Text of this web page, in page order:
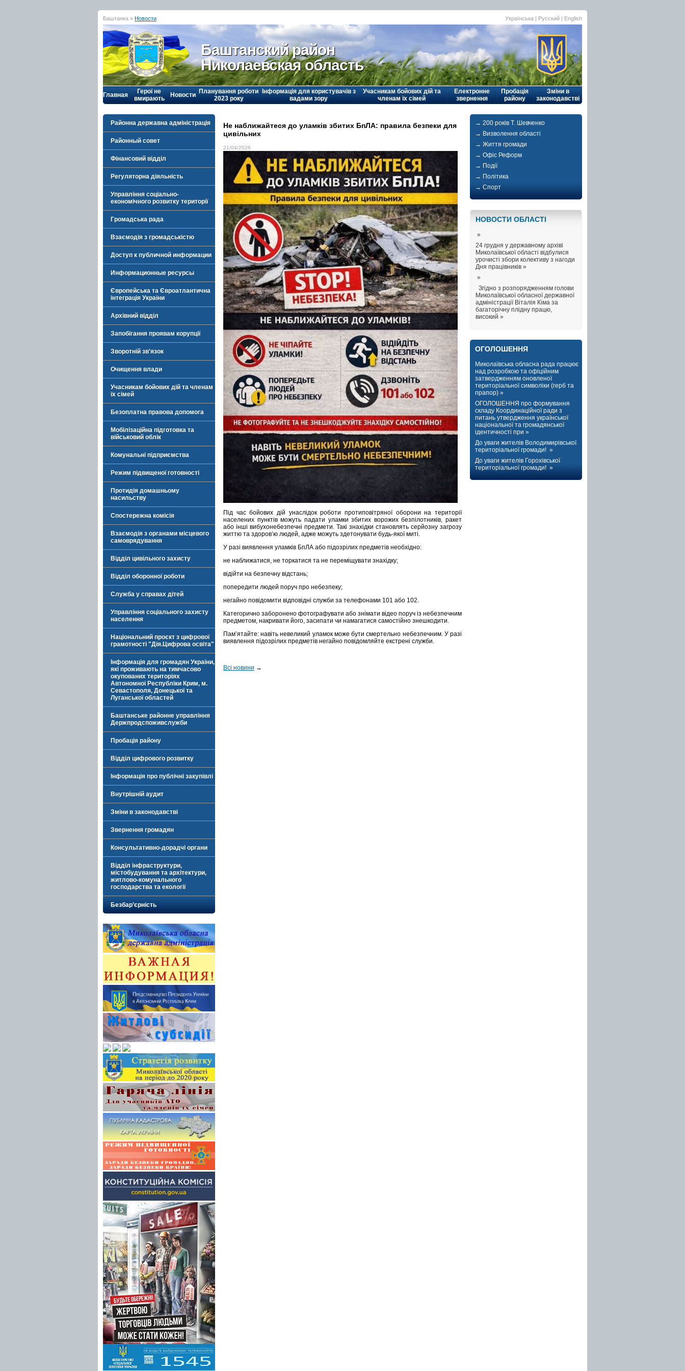
Баштанка » Новости Українська | Русский | English
Баштанский район
Николаевская область
Главная
Герої не
вмирають
Новости Планування роботи
2023 року
Інформація для користувачів з
вадами зору
Учасникам бойових дій та
членам їх сімей
Електронне
звернення
Пробація
району
Зміни в
законодавстві
Районна державна адміністрація
Районный совет
Фінансовий відділ
Регуляторна діяльність
Управління соціально-
економічного розвитку території
Громадська рада
Взаємодія з громадськістю
Доступ к публичной информации
Информационные ресурсы
Європейська та Євроатлантична
інтеграція України
Архівний відділ
Запобігання проявам корупції
Зворотній зв'язок
Очищення влади
Учасникам бойових дій та членам
їх сімей
Безоплатна правова допомога
Мобілізаційна підготовка та
військовий облік
Комунальні підприємства
Режим підвищеної готовності
Протидія домашньому
насильству
Спостережна комісія
Взаємодія з органами місцевого
самоврядування
Відділ цивільного захисту
Відділ оборонної роботи
Служба у справах дітей
Управління соціального захисту
населення
Національний проєкт з цифрової
грамотності "Дія.Цифрова освіта"
Інформація для громадян України,
які проживають на тимчасово
окупованих територіях
Автономної Республіки Крим, м.
Севастополя, Донецької та
Луганської областей
Баштанське районне управління
Держпродспоживслужби
Пробація району
Відділ цифрового розвитку
Інформація про публічні закупівлі
Внутрішній аудит
Зміни в законодавстві
Звернення громадян
Консультативно-дорадчі органи
Відділ інфраструктури,
містобудування та архітектури,
житлово-комунального
господарства та екології
Безбар’єрність
Не наближайтеся до уламків збитих БпЛА: правила безпеки для
цивільних
21/04/2026
Під час бойових дій унаслідок роботи протиповітряної оборони на території
населених пунктів можуть падати уламки збитих ворожих безпілотників, ракет
або інші вибухонебезпечні предмети. Такі знахідки становлять серйозну загрозу
життю та здоров’ю людей, адже можуть здетонувати будь-якої миті.
У разі виявлення уламків БпЛА або підозрілих предметів необхідно:
не наближатися, не торкатися та не переміщувати знахідку;
відійти на безпечну відстань;
попередити людей поруч про небезпеку;
негайно повідомити відповідні служби за телефонами 101 або 102.
Категорично заборонено фотографувати або знімати відео поруч із небезпечним
предметом, накривати його, засипати чи намагатися самостійно знешкодити.
Пам’ятайте: навіть невеликий уламок може бути смертельно небезпечним. У разі
виявлення підозрілих предметів негайно повідомляйте екстрені служби.
Всі новини →
→ 200 років Т. Шевченко
→ Визволення області
→ Життя громади
→ Офіс Реформ
→ Події
→ Політика
→ Спорт
НОВОСТИ ОБЛАСТI
»
24 грудня у державному архіві
Миколаївської області відбулися
урочисті збори колективу з нагоди
Дня працівників »
»
Згідно з розпорядженням голови
Миколаївської обласної державної
адміністрації Віталія Кіма за
багаторічну плідну працю,
високий »
ОГОЛОШЕННЯ
Миколаївська обласна рада працює
над розробкою та офіційним
затвердженням оновленої
територіальної символіки (герб та
прапор) »
ОГОЛОШЕННЯ про формування
складу Координаційної ради з
питань утвердження української
національної та громадянської
ідентичності при »
До уваги жителів Володимирівської
територіальної громади! »
До уваги жителів Горохівської
територіальної громади! »